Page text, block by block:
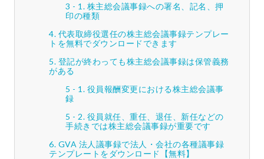
株主総会議事録への署名、記名、押
印の種類
代表取締役選任の株主総会議事録テンプレー
トを無料でダウンロードできます
登記が終わっても株主総会議事録は保管義務
がある
役員報酬変更における株主総会議事
録
役員就任、重任、退任、新任などの
手続きでは株主総会議事録が重要です
GVA 法人議事録で法人・会社の各種議事録
テンプレートをダウンロード【無料】